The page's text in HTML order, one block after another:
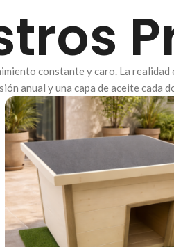
constante y caro. La
anual y una capa de aceite cada